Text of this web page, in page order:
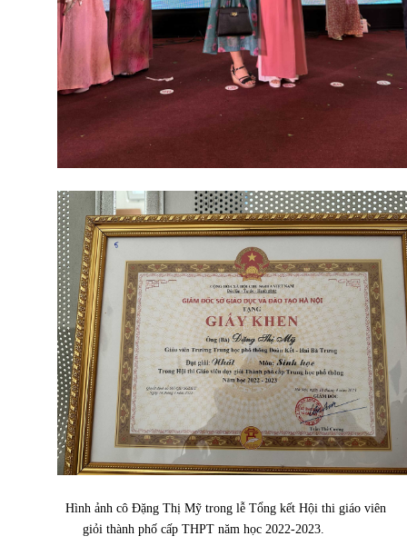
Hình ảnh cô Đặng Thị Mỹ trong lễ Tổng kết Hội thi giáo viên
giỏi thành phố cấp THPT năm học 2022-2023.